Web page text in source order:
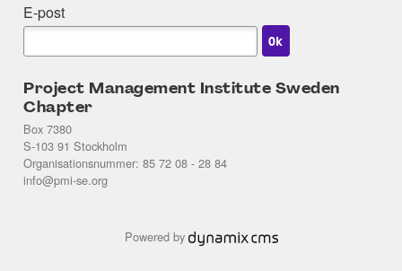
E-post
Project Management Institute Sweden
Chapter
Box 7380
S-103 91 Stockholm
Organisationsnummer: 85 72 08 - 28 84
info@pmi-se.org
Powered by